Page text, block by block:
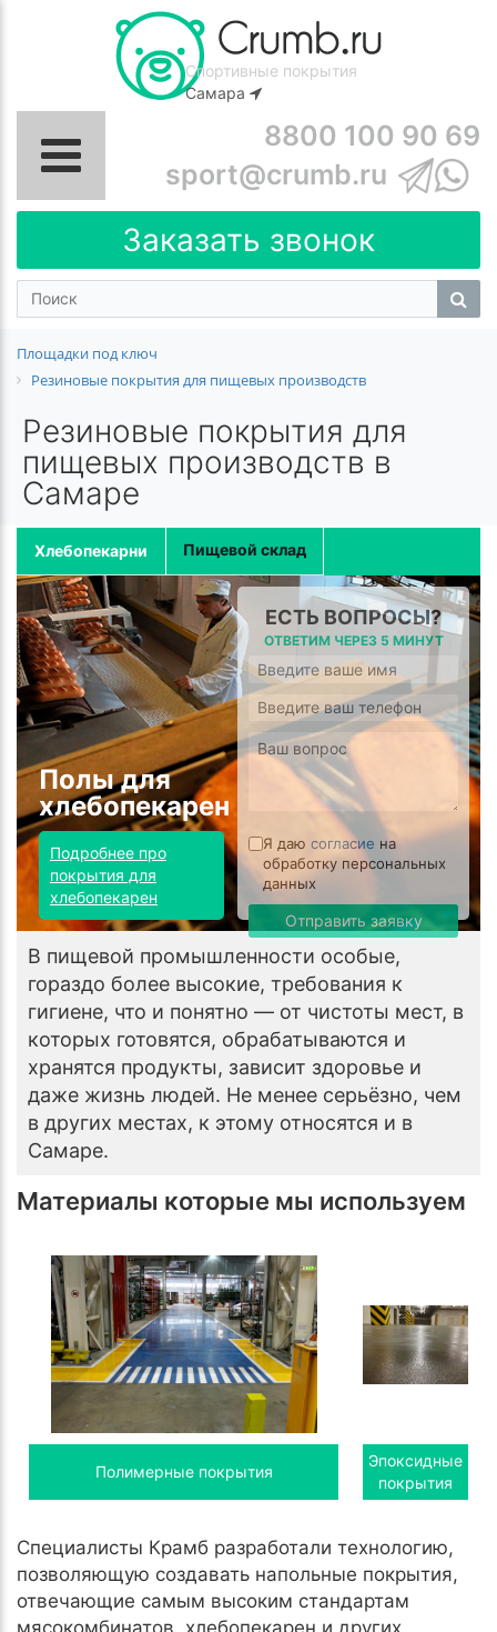
Спортивные покрытия
Самара
8800 100 90 69
sport@crumb.ru
Заказать звонок
Площадки под ключ
Резиновые покрытия для пищевых производств
Резиновые покрытия для
пищевых производств в
Самаре
Хлебопекарни Пищевой склад
Полы для
хлебопекарен
Подробнее про
покрытия для
хлебопекарен
ЕСТЬ ВОПРОСЫ?
ОТВЕТИМ ЧЕРЕЗ 5 МИНУТ
Я даю согласие на
обработку персональных
данных
Отправить заявку
В пищевой промышленности особые,
гораздо более высокие, требования к
гигиене, что и понятно — от чистоты мест, в
которых готовятся, обрабатываются и
хранятся продукты, зависит здоровье и
даже жизнь людей. Не менее серьёзно, чем
в других местах, к этому относятся и в
Самаре.
Материалы которые мы используем
Полимерные покрытия
Эпоксидные
покрытия
Специалисты Крамб разработали технологию,
позволяющую создавать напольные покрытия,
отвечающие самым высоким стандартам